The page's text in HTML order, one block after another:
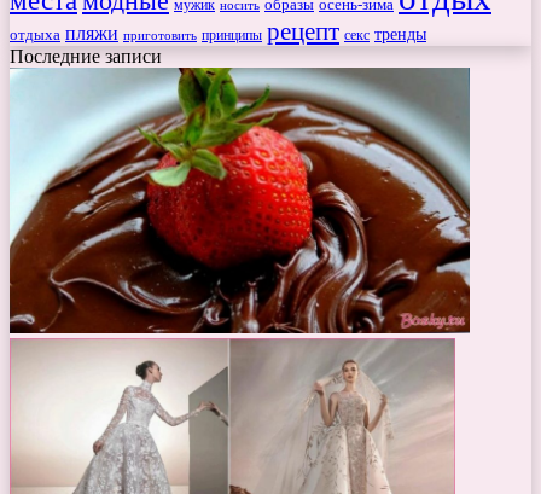
мужик носить образы осень-зима
отдыха пляжи приготовить принципы рецепт секс тренды
Последние записи